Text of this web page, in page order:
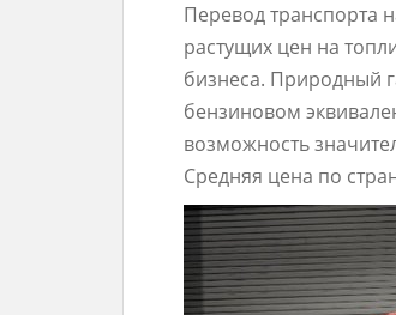
Перевод транспорта
растущих цен на
бизнеса. Природный
бензиновом
возможность
Средняя цена по